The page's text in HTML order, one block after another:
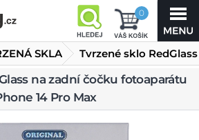
0
SKLA
Tvrzené sklo RedGlass
na zadní čočku
Pro Max
na zadní čočku fotoaparátu
14 Pro Max